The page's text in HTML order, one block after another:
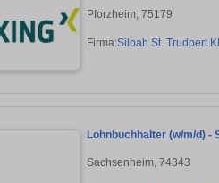
Pforzheim, 75179
Firma:Siloah St. Trudpert
Lohnbuchhalter (w/m/d) -
Sachsenheim, 74343